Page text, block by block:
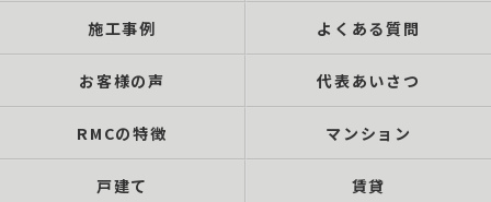
施工事例 よくある質問
お客様の声 代表あいさつ
RMCの特徴 マンション
戸建て 賃貸